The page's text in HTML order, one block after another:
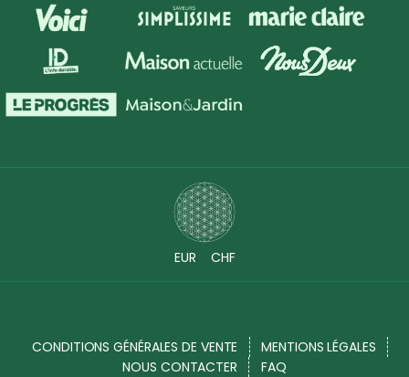
EUR CHF
CONDITIONS GÉNÉRALES DE VENTE
MENTIONS LÉGALES
NOUS CONTACTER
FAQ